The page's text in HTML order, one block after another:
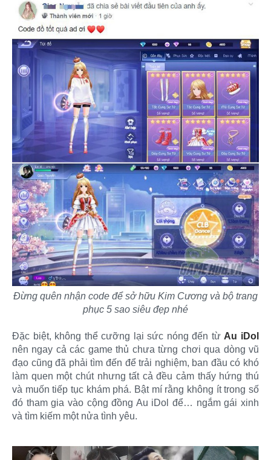
Đừng quên nhận code để sở hữu Kim Cương và bộ trang
phục 5 sao siêu đẹp nhé
Đặc biệt, không thể cưỡng lại sức nóng đến từ Au iDol
nên ngay cả các game thủ chưa từng chơi qua dòng vũ
đạo cũng đã phải tìm đến để trải nghiệm, ban đầu có khó
làm quen một chút nhưng tất cả đều cảm thấy hứng thú
và muốn tiếp tục khám phá. Bật mí rằng không ít trong số
đó tham gia vào cộng đồng Au iDol để… ngắm gái xinh
và tìm kiếm một nửa tình yêu.